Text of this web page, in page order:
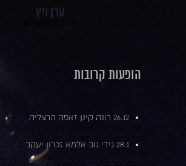
ערן ויץ
הופעות קרובות
26.12 רונה קינן זאפה הרצליה
28.1 גידי גוב אלמא זכרון יעקב